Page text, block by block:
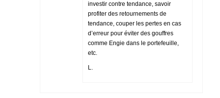
investir contre tendance, savoir
profiter des retournements de
tendance, couper les pertes en cas
d’erreur pour éviter des gouffres
comme Engie dans le portefeuille,
etc.
L.